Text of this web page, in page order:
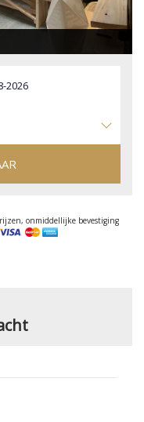
onmiddellijke bevestiging